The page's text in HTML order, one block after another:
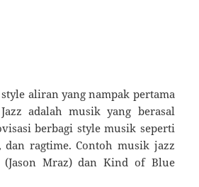
aliran yang nampak pertama
adalah musik yang berasal
berbagi style musik seperti
dan ragtime. Contoh musik jazz
(Jason Mraz) dan Kind of Blue